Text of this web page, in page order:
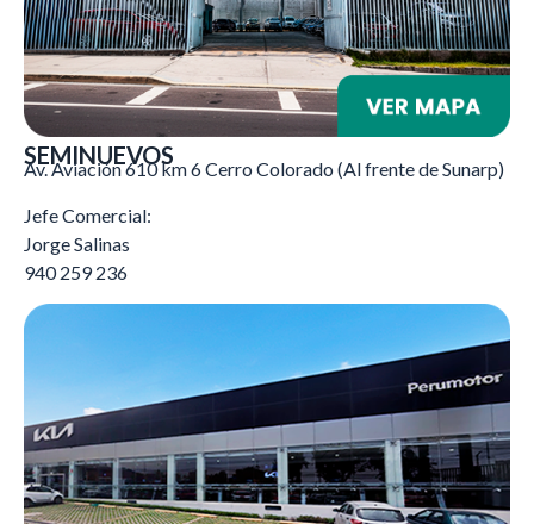
SEMINUEVOS
Av. Aviación 610 km 6 Cerro Colorado (Al frente de Sunarp)
Jefe Comercial:
Jorge Salinas
940 259 236